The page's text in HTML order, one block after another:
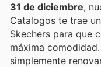
31 de diciembre,
Catalogos te trae
Skechers para que
máxima
simplemente